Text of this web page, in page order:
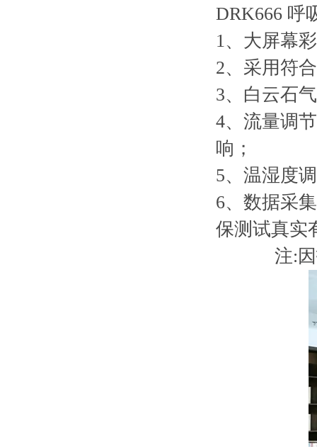
DRK666 呼
1、大屏幕
2、采用符
3、白云石
4、流量调
响；
5、温湿度
6、数据采
保测试真实
注: